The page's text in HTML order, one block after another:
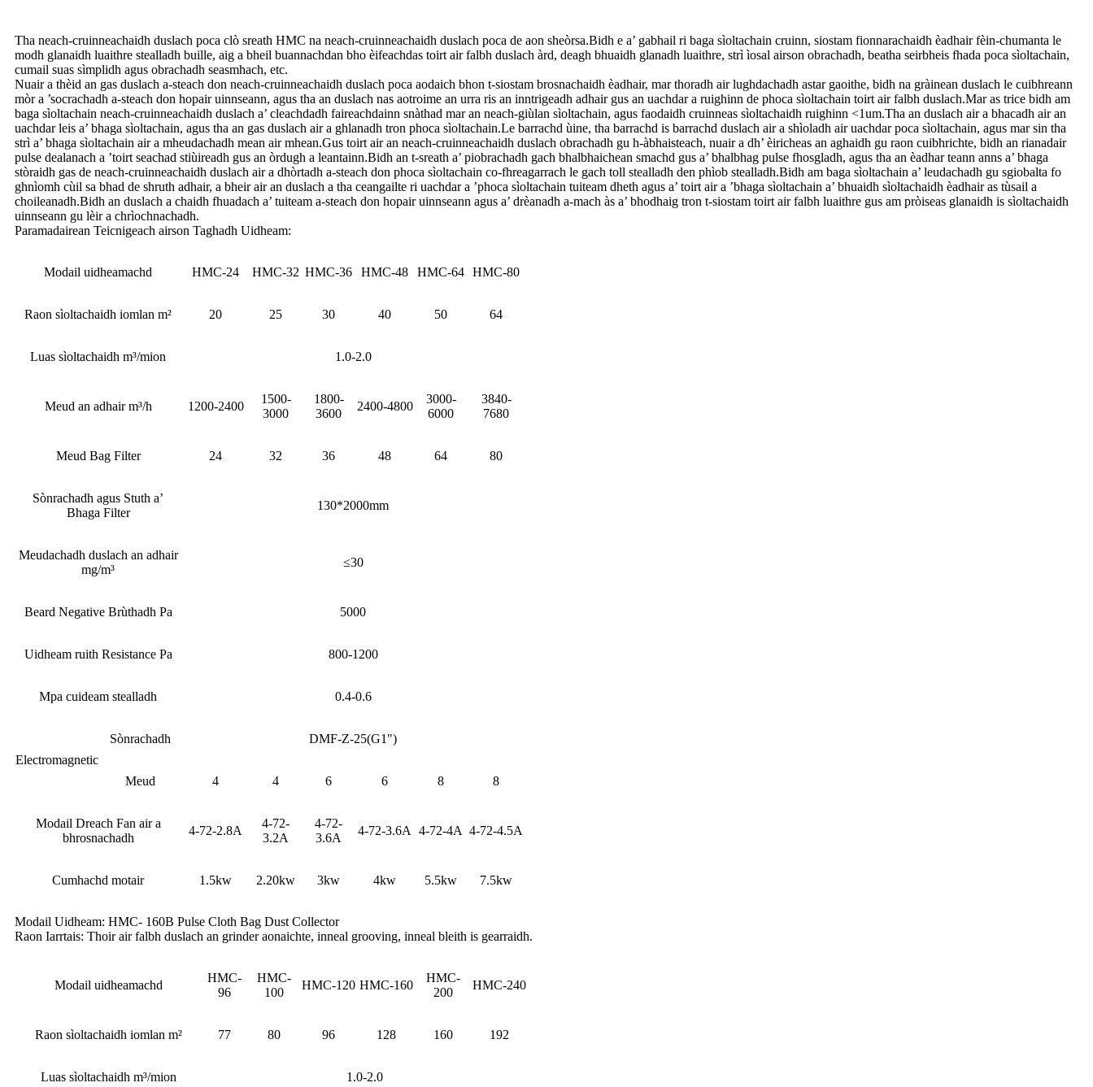
Tha neach-cruinneachaidh duslach poca clò sreath HMC na neach-cruinneachaidh duslach poca de aon sheòrsa.Bidh e a’ gabhail ri baga sìoltachain cruinn, siostam fionnarachaidh èadhair fèin-chumanta le
modh glanaidh luaithre stealladh buille, aig a bheil buannachdan bho èifeachdas toirt air falbh duslach àrd, deagh bhuaidh glanadh luaithre, strì ìosal airson obrachadh, beatha seirbheis fhada poca sìoltachain,
cumail suas sìmplidh agus obrachadh seasmhach, etc.
Nuair a thèid an gas duslach a-steach don neach-cruinneachaidh duslach poca aodaich bhon t-siostam brosnachaidh èadhair, mar thoradh air lughdachadh astar gaoithe, bidh na gràinean duslach le cuibhreann
mòr a ’socrachadh a-steach don hopair uinnseann, agus tha an duslach nas aotroime an urra ris an inntrigeadh adhair gus an uachdar a ruighinn de phoca sìoltachain toirt air falbh duslach.Mar as trice bidh am
baga sìoltachain neach-cruinneachaidh duslach a’ cleachdadh faireachdainn snàthad mar an neach-giùlan sìoltachain, agus faodaidh cruinneas sìoltachaidh ruighinn <1um.Tha an duslach air a bhacadh air an
uachdar leis a’ bhaga sìoltachain, agus tha an gas duslach air a ghlanadh tron ​​​​phoca sìoltachain.Le barrachd ùine, tha barrachd is barrachd duslach air a shìoladh air uachdar poca sìoltachain, agus mar sin tha
strì a’ bhaga sìoltachain air a mheudachadh mean air mhean.Gus toirt air an neach-cruinneachaidh duslach obrachadh gu h-àbhaisteach, nuair a dh’ èiricheas an aghaidh gu raon cuibhrichte, bidh an rianadair
pulse dealanach a ’toirt seachad stiùireadh gus an òrdugh a leantainn.Bidh an t-sreath a’ piobrachadh gach bhalbhaichean smachd gus a’ bhalbhag pulse fhosgladh, agus tha an èadhar teann anns a’ bhaga
stòraidh gas de neach-cruinneachaidh duslach air a dhòrtadh a-steach don phoca sìoltachain co-fhreagarrach le gach toll stealladh den phìob stealladh.Bidh am baga sìoltachain a’ leudachadh gu sgiobalta fo
ghnìomh cùil sa bhad de shruth adhair, a bheir air an duslach a tha ceangailte ri uachdar a ’phoca sìoltachain tuiteam dheth agus a’ toirt air a ’bhaga sìoltachain a’ bhuaidh sìoltachaidh èadhair as tùsail a
choileanadh.Bidh an duslach a chaidh fhuadach a’ tuiteam a-steach don hopair uinnseann agus a’ drèanadh a-mach às a’ bhodhaig tron ​​​​t-siostam toirt air falbh luaithre gus am pròiseas glanaidh is sìoltachaidh
uinnseann gu lèir a chrìochnachadh.
Paramadairean Teicnigeach airson Taghadh Uidheam:
Modail uidheamachd HMC-24 HMC-32 HMC-36 HMC-48 HMC-64 HMC-80
Raon sìoltachaidh iomlan m² 20 25 30 40 50 64
Luas sìoltachaidh m³/mion 1.0-2.0
Meud an adhair m³/h 1200-2400
1500-
3000
1800-
3600
2400-4800
3000-
6000
3840-
7680
Meud Bag Filter 24 32 36 48 64 80
Sònrachadh agus Stuth a’
Bhaga Filter
130*2000mm
Meudachadh duslach an adhair
mg/m³
≤30
Beard Negative Brùthadh Pa 5000
Uidheam ruith Resistance Pa 800-1200
Mpa cuideam stealladh 0.4-0.6
Electromagnetic
Sònrachadh DMF-Z-25(G1")
Meud 4 4 6 6 8 8
Modail Dreach Fan air a
bhrosnachadh
4-72-2.8A
4-72-
3.2A
4-72-
3.6A
4-72-3.6A 4-72-4A 4-72-4.5A
Cumhachd motair 1.5kw 2.20kw 3kw 4kw 5.5kw 7.5kw
Modail Uidheam: HMC- 160B Pulse Cloth Bag Dust Collector
Raon Iarrtais: Thoir air falbh duslach an grinder aonaichte, inneal grooving, inneal bleith is gearraidh.
Modail uidheamachd
HMC-
96
HMC-
100
HMC-120 HMC-160
HMC-
200
HMC-240
Raon sìoltachaidh iomlan m² 77 80 96 128 160 192
Luas sìoltachaidh m³/mion 1.0-2.0